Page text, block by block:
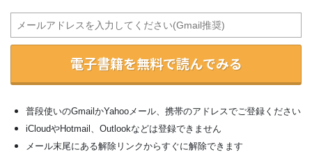
電子書籍を無料で読んでみる
普段使いのGmailかYahooメール、携帯のアドレスでご登録ください
iCloudやHotmail、Outlookなどは登録できません
メール末尾にある解除リンクからすぐに解除できます